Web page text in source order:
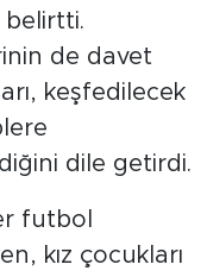
belirtti.
de davet
keşfedilecek
dile getirdi.
futbol
kız çocukları